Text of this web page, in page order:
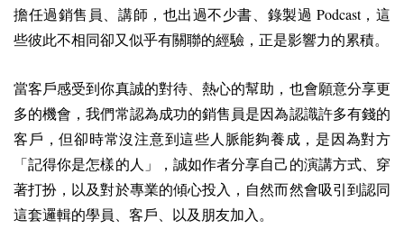
擔任過銷售員、講師，也出過不少書、錄製過 Podcast，這
些彼此不相同卻又似乎有關聯的經驗，正是影響力的累積。
當客戶感受到你真誠的對待、熱心的幫助，也會願意分享更
多的機會，我們常認為成功的銷售員是因為認識許多有錢的
客戶，但卻時常沒注意到這些人脈能夠養成，是因為對方
「記得你是怎樣的人」，誠如作者分享自己的演講方式、穿
著打扮，以及對於專業的傾心投入，自然而然會吸引到認同
這套邏輯的學員、客戶、以及朋友加入。